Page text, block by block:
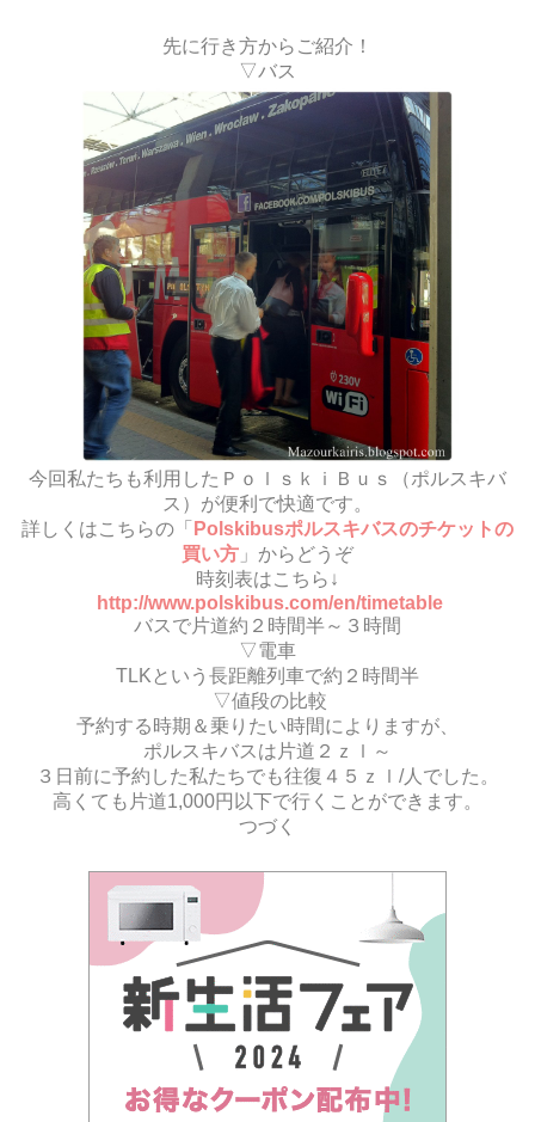
先に行き方からご紹介！
▽バス
今回私たちも利用したＰｏｌｓｋｉＢｕｓ（ポルスキバ
ス）が便利で快適です。
詳しくはこちらの「 Polskibusポルスキバスのチケットの
買い方 」からどうぞ
時刻表はこちら↓
http://www.polskibus.com/en/timetable
バスで片道約２時間半～３時間
▽電車
TLKという長距離列車で約２時間半
▽値段の比較
予約する時期＆乗りたい時間によりますが、
ポルスキバスは片道２ｚｌ～
３日前に予約した私たちでも往復４５ｚｌ/人でした。
高くても片道1,000円以下で行くことができます。
つづく